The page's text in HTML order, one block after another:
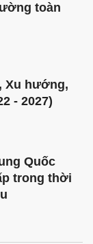
toàn
Xu hướng,
- 2027)
Quốc
trong thời